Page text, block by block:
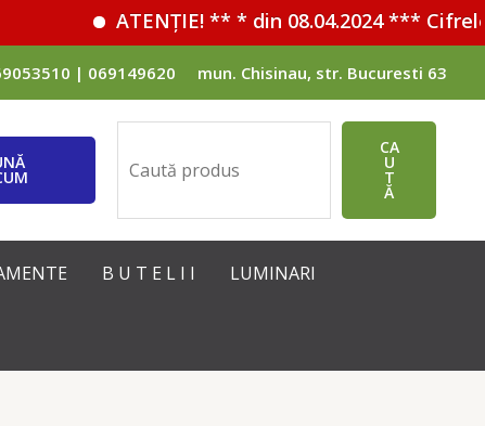
ATENȚIE! ** * din 08.04.2024 *** Cifrele
| 069149620 mun. Chisinau, str. Bucuresti 63
CA
U
T
Ă
B U T E L I I LUMINARI